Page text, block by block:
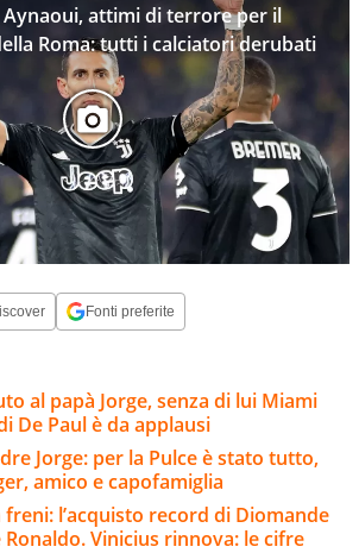
Aynaoui, attimi di terrore per il
Roma: tutti i calciatori derubati
Fonti preferite
al papà Jorge, senza di lui Miami
De Paul è da applausi
Jorge: per la Pulce è stato tutto,
amico e capofamiglia
freni: l’acquisto record di Diomande
Vinicius rinnova: le cifre